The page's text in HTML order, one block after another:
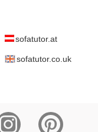
sofatutor.at
sofatutor.co.uk